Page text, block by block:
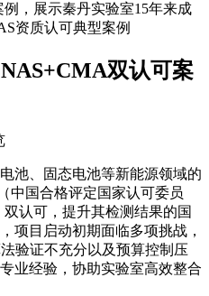
，展示秦丹实验室15年来成
资质认可典型案例
双认可案
池、固态电池等新能源领域的
中国合格评定国家认可委员
认可，提升其检测结果的国
项目启动初期面临多项挑战，
验证不充分以及预算控制压
业经验，协助实验室高效整合